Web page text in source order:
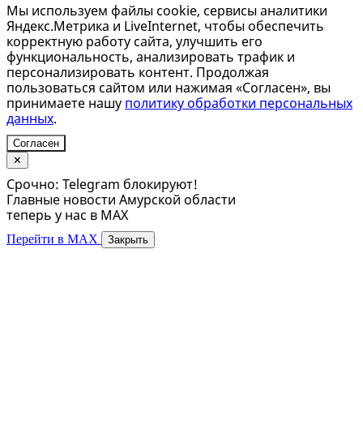
Мы используем файлы cookie, сервисы аналитики
Яндекс.Метрика и LiveInternet, чтобы обеспечить
корректную работу сайта, улучшить его
функциональность, анализировать трафик и
персонализировать контент. Продолжая
пользоваться сайтом или нажимая «Согласен», вы
принимаете нашу политику обработки персональных
данных.
Согласен
✕
Срочно: Telegram блокируют!
Главные новости Амурской области
теперь у нас в MAX
Перейти в MAX Закрыть